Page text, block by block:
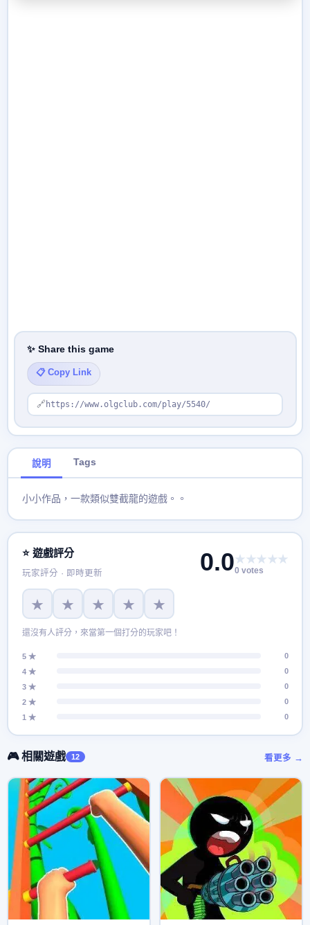
✨ Share this game
📋 Copy Link
🔗 https://www.olgclub.com/play/5540/
說明 Tags
小小作品，一款類似雙截龍的遊戲。。
⭐ 遊戲評分
玩家評分 · 即時更新 0.0★★★★★
0 votes
★ ★ ★ ★ ★
還沒有人評分，來當第一個打分的玩家吧！
5 ★
0
4 ★
0
3 ★
0
2 ★
0
1 ★
0
🎮 相關遊戲 12 看更多 →